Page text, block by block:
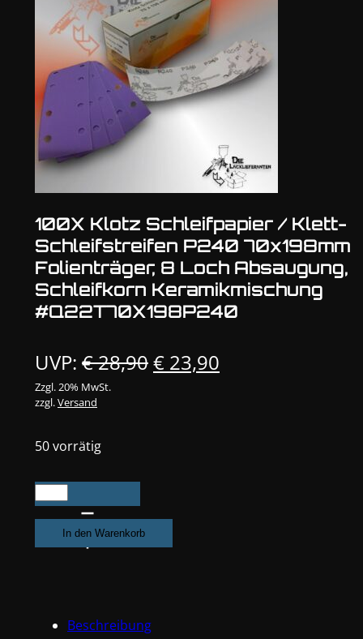
100X Klotz Schleifpapier / Klett-
Schleifstreifen P240 70x198mm
Folienträger, 8 Loch Absaugung,
Schleifkorn Keramikmischung
#Q22T70X198P240
UVP: €28,90Ursprünglicher
€ 23,90
Zzgl. 20% MwSt.
zzgl.Versand
50 vorrätig
100X
Klotz
Schleifpapier
/
70x198mm
In den Warenkorb
Beschreibung